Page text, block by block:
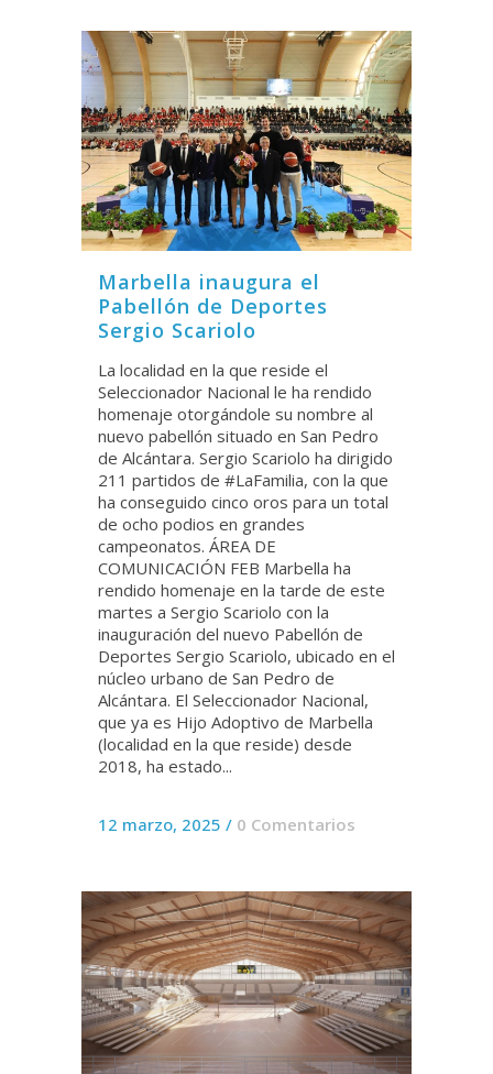
Marbella inaugura el
Pabellón de Deportes
Sergio Scariolo
La localidad en la que reside el
Seleccionador Nacional le ha rendido
homenaje otorgándole su nombre al
nuevo pabellón situado en San Pedro
de Alcántara. Sergio Scariolo ha dirigido
211 partidos de #LaFamilia, con la que
ha conseguido cinco oros para un total
de ocho podios en grandes
campeonatos. ÁREA DE
COMUNICACIÓN FEB Marbella ha
rendido homenaje en la tarde de este
martes a Sergio Scariolo con la
inauguración del nuevo Pabellón de
Deportes Sergio Scariolo, ubicado en el
núcleo urbano de San Pedro de
Alcántara. El Seleccionador Nacional,
que ya es Hijo Adoptivo de Marbella
(localidad en la que reside) desde
2018, ha estado...
12 marzo, 2025 / 0 Comentarios